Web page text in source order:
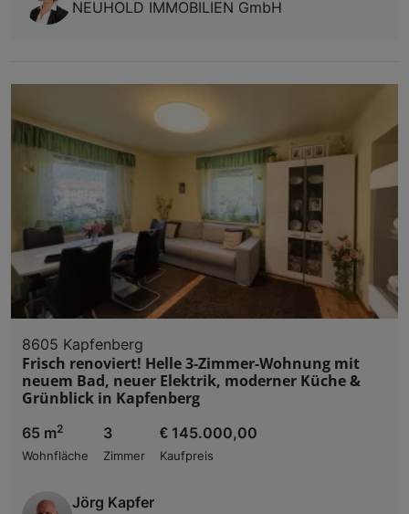
NEUHOLD IMMOBILIEN GmbH
8605 Kapfenberg
Frisch renoviert! Helle 3-Zimmer-Wohnung mit
neuem Bad, neuer Elektrik, moderner Küche &
Grünblick in Kapfenberg
65 m2
Wohnfläche
3
Zimmer
€ 145.000,00
Kaufpreis
Jörg Kapfer